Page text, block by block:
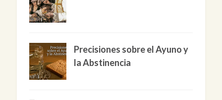
Precisiones sobre el Ayuno y
la Abstinencia